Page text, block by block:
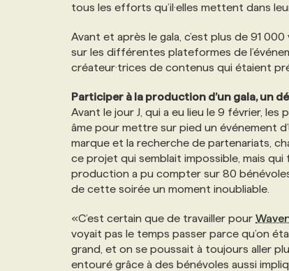
ANNONCEZ AVEC NOUS
tous les efforts qu’il·elles mettent dans
Avant et après le gala, c’est plus de 91
sur les différentes plateformes de
créateur·trices de contenus qui étaient
Participer à la production d’un gala, un
Avant le jour J, qui a eu lieu le 9 février,
âme pour mettre sur pied un événement
marque et la recherche de partenariats,
ce projet qui semblait impossible, mais qui
production a pu compter sur 80
de cette soirée un moment inoubliable.
«C’est certain que de travailler pour
voyait pas le temps passer parce qu’on
grand, et on se poussait à toujours aller
entouré grâce à des bénévoles aussi